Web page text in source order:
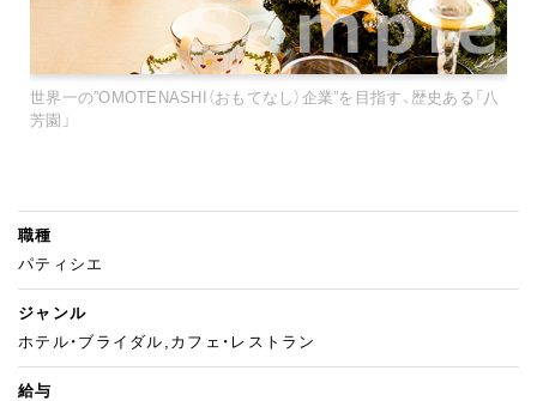
世界一の”OMOTENASHI（おもてなし）企業”を目指す、歴史ある「八
芳園」
職種
パティシエ
ジャンル
ホテル・ブライダル,カフェ・レストラン
給与